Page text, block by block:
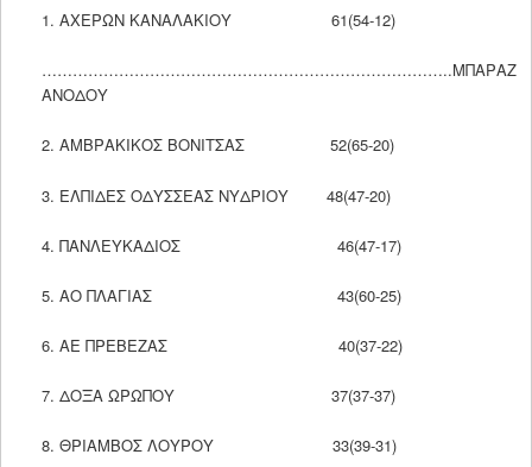
1. ΑΧΕΡΩΝ ΚΑΝΑΛΑΚΙΟΥ 61(54-12)
……………………………………………………………………..ΜΠΑΡΑΖ
ΑΝΟΔΟΥ
2. ΑΜΒΡΑΚΙΚΟΣ ΒΟΝΙΤΣΑΣ 52(65-20)
3. ΕΛΠΙΔΕΣ ΟΔΥΣΣΕΑΣ ΝΥΔΡΙΟΥ 48(47-20)
4. ΠΑΝΛΕΥΚΑΔΙΟΣ 46(47-17)
5. ΑΟ ΠΛΑΓΙΑΣ 43(60-25)
6. ΑΕ ΠΡΕΒΕΖΑΣ 40(37-22)
7. ΔΟΞΑ ΩΡΩΠΟΥ 37(37-37)
8. ΘΡΙΑΜΒΟΣ ΛΟΥΡΟΥ 33(39-31)